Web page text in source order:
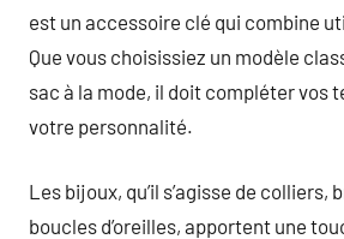
est un accessoire clé qui combine
Que vous choisissiez un modèle
sac à la mode, il doit compléter vos
votre personnalité.
Les bijoux, qu’il s’agisse de colliers,
boucles d’oreilles, apportent une